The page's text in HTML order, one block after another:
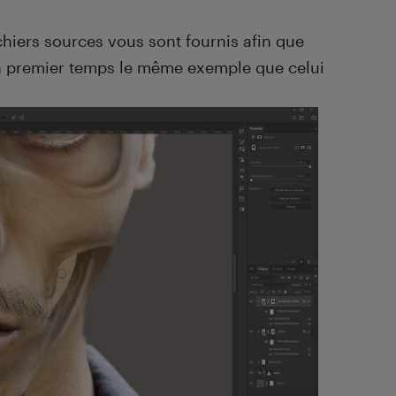
sources vous sont fournis afin que
temps le même exemple que celui